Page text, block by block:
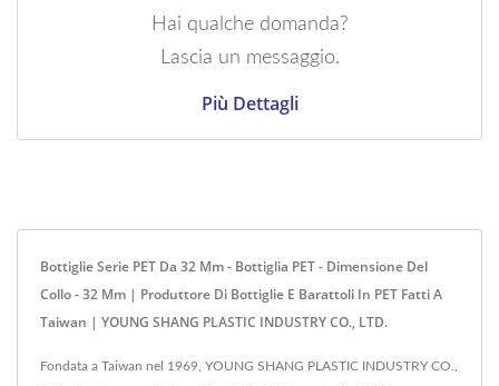
Hai qualche domanda?
Lascia un messaggio.
Più Dettagli
Bottiglie Serie PET Da 32 Mm - Bottiglia PET - Dimensione Del
Collo - 32 Mm | Produttore Di Bottiglie E Barattoli In PET Fatti A
Taiwan | YOUNG SHANG PLASTIC INDUSTRY CO., LTD.
Fondata a Taiwan nel 1969, YOUNG SHANG PLASTIC INDUSTRY CO.,